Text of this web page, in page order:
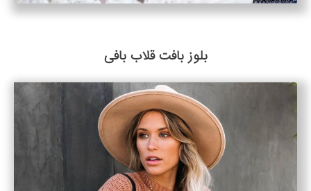
بلوز بافت قلاب بافی